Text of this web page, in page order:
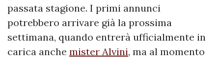
passata stagione. I primi annunci
potrebbero arrivare già la prossima
settimana, quando entrerà ufficialmente in
carica anche mister Alvini, ma al momento